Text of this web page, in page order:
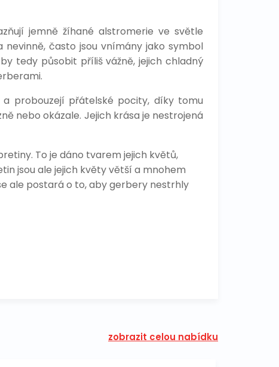
jemně žíhané alstromerie ve světle
často jsou vnímány jako symbol
tedy působit příliš vážně, jejich chladný
probouzejí přátelské pocity, díky tomu
nebo okázale. Jejich krása je nestrojená
To je dáno tvarem jejich květů,
jsou ale jejich květy větší a mnohem
ale postará o to, aby gerbery nestrhly
zobrazit celou nabídku